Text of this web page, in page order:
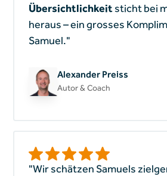
Übersichtlichkeitsticht bei
heraus – ein grosses
Samuel."
Alexander Preiss
Autor & Coach
"Wir schätzen Samuels